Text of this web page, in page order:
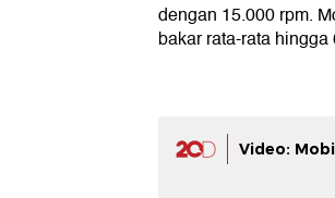
dengan 15.000 rpm.
bakar rata-rata hingga
Video: